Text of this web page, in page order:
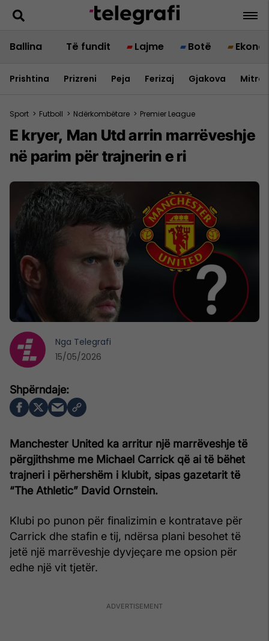
Ballina Të fundit Lajme Botë
Prishtina Prizreni Peja Ferizaj Gjakova
Sport > Futboll > Ndërkombëtare > Premier League
E kryer, Man Utd arrin marrëveshje
në parim për trajnerin e ri
Manchester United ka arritur një marrëveshje të
përgjithshme me Michael Carrick që ai të bëhet
trajneri i përhershëm i klubit, sipas gazetarit të
“The Athletic” David Ornstein.
Klubi po punon për finalizimin e kontratave për
Carrick dhe stafin e tij, ndërsa plani besohet të
jetë një marrëveshje dyvjeçare me opsion për
edhe një vit tjetër.
Nga Telegrafi
15/05/2026